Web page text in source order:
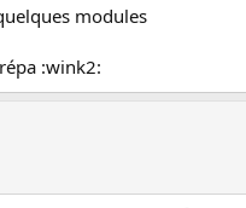
modules
:wink2: